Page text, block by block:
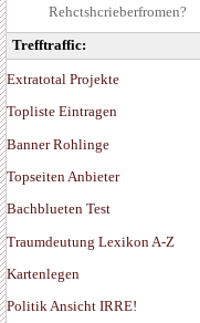
Rehctshcrieberfromen?
Trefftraffic:
Extratotal Projekte
Topliste Eintragen
Banner Rohlinge
Topseiten Anbieter
Bachblueten Test
Traumdeutung Lexikon A-Z
Kartenlegen
Politik Ansicht IRRE!